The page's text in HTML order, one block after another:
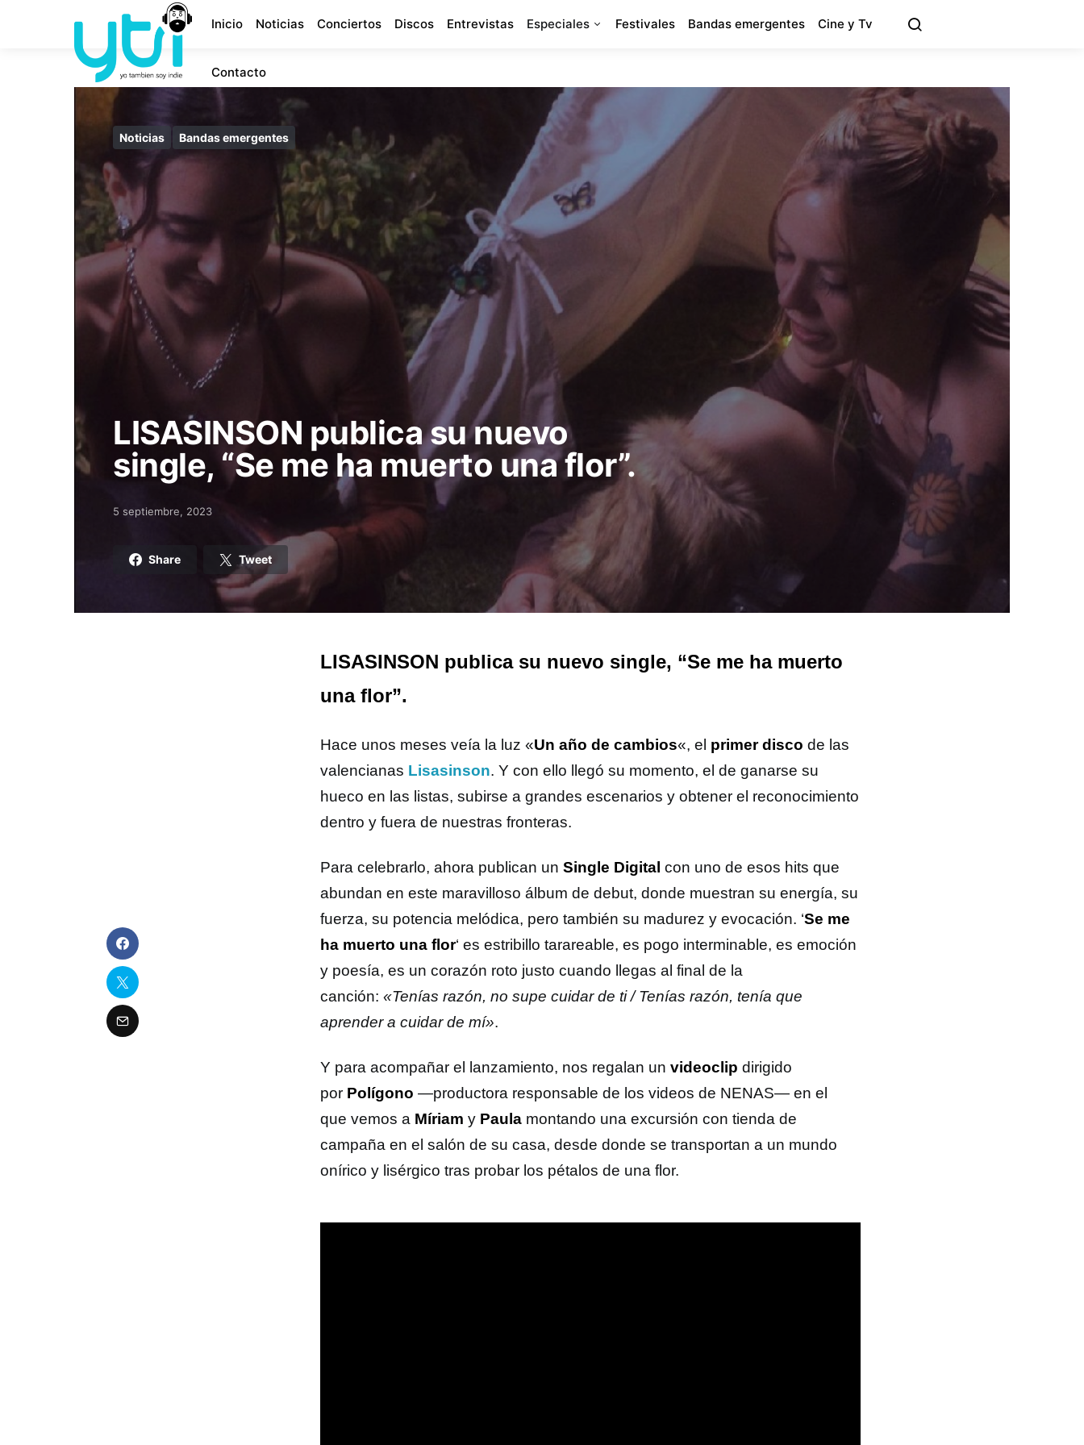
Inicio Noticias Conciertos Discos Entrevistas Especiales Festivales Bandas emergentes Cine y Tv
Contacto
Noticias Bandas emergentes
LISASINSON publica su nuevo
single, “Se me ha muerto una flor”.
Posted on
5 septiembre, 2023
Share Tweet
LISASINSON publica su nuevo single, “Se me ha muerto
una flor”.
Hace unos meses veía la luz «Un año de cambios«, el primer disco de las
valencianas Lisasinson. Y con ello llegó su momento, el de ganarse su
hueco en las listas, subirse a grandes escenarios y obtener el reconocimiento
dentro y fuera de nuestras fronteras.
Para celebrarlo, ahora publican un Single Digital con uno de esos hits que
abundan en este maravilloso álbum de debut, donde muestran su energía, su
fuerza, su potencia melódica, pero también su madurez y evocación. ‘Se me
ha muerto una flor‘ es estribillo tarareable, es pogo interminable, es emoción
y poesía, es un corazón roto justo cuando llegas al final de la
canción: «Tenías razón, no supe cuidar de ti / Tenías razón, tenía que
aprender a cuidar de mí».
Y para acompañar el lanzamiento, nos regalan un videoclip dirigido
por Polígono —productora responsable de los videos de NENAS— en el
que vemos a Míriam y Paula montando una excursión con tienda de
campaña en el salón de su casa, desde donde se transportan a un mundo
onírico y lisérgico tras probar los pétalos de una flor.